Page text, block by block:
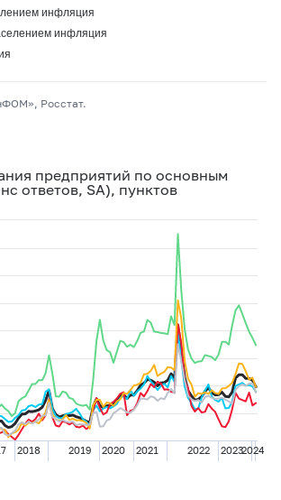
предприятий по основным
ответов, SA), пунктов
инфляция
инфляция
2018 2019 2020 2021 2022 20232024
Росстат.